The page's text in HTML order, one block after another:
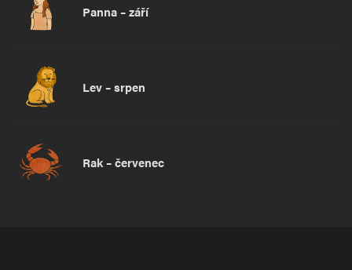
Panna – září
Lev – srpen
Rak – červenec